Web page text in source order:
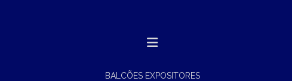
BALCÕES EXPOSITORES